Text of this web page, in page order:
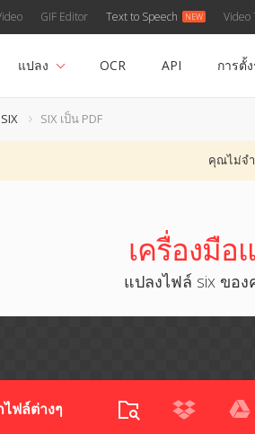
GIF Editor Text to Speech Video
แปลง OCR API การตั้
SIX เป็น PDF
คุณไม่จำ
เครื่องมือ
แปลงไฟล์ six ขอ
ไฟล์ต่างๆ​